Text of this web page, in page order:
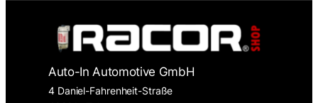
Auto-In Automotive GmbH
4 Daniel-Fahrenheit-Straße